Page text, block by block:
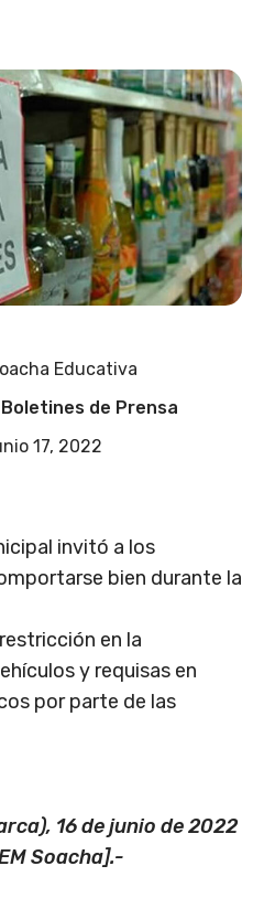
Educativa
Boletines de Prensa
17, 2022
invitó a los
bien durante la
en la
y requisas en
por parte de las
16 de junio de 2022
Soacha].-